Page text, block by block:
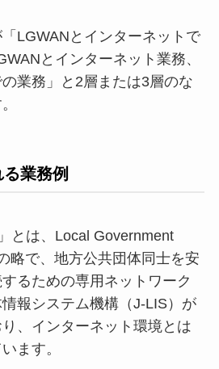
LGWANとインターネットで
とインターネット業務、
業務」と2層または3層のな
業務例
とは、Local Government
略で、地方公共団体同士を安
るための専用ネットワーク
報システム機構（J-LIS）が
、インターネット環境とは
ます。